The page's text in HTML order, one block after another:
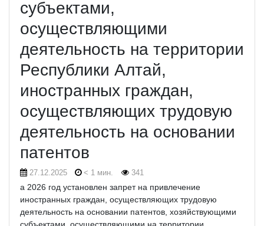
субъектами,
осуществляющими
деятельность на территории
Республики Алтай,
иностранных граждан,
осуществляющих трудовую
деятельность на основании
патентов
27.12.2025 < 1 мин. 341
а 2026 год установлен запрет на привлечение
иностранных граждан, осуществляющих трудовую
деятельность на основании патентов, хозяйствующими